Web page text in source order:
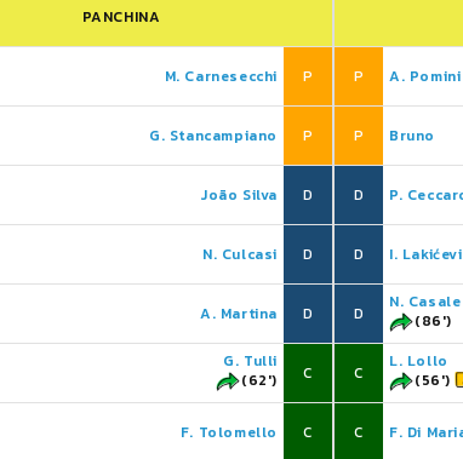
PANCHINA
M. Carnesecchi P
G. Stancampiano P
João Silva D
N. Culcasi D
A. Martina D
G. Tulli
(62')
C
F. Tolomello C
P A. Pomini
P Bruno
D P.
D I.
D
N. Casale
(86')
C
L. Lollo
(56')
C F. Di